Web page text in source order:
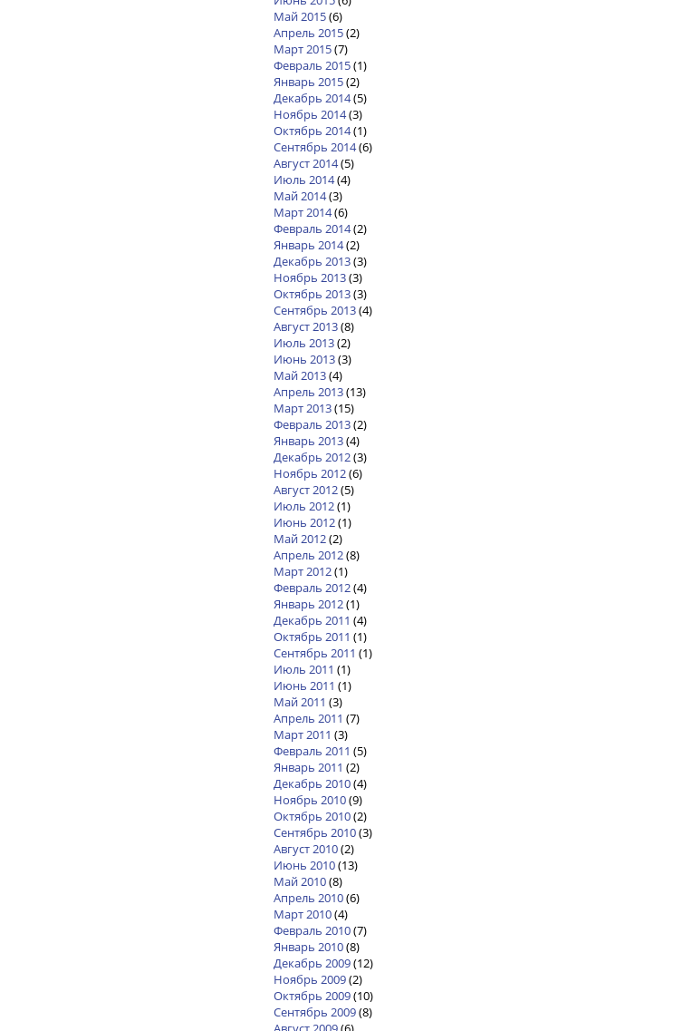
Май 2015(6)
Апрель 2015(2)
Март 2015(7)
Февраль 2015(1)
Январь 2015(2)
Декабрь 2014(5)
Ноябрь 2014(3)
Октябрь 2014(1)
Сентябрь 2014(6)
Август 2014(5)
Июль 2014(4)
Май 2014(3)
Март 2014(6)
Февраль 2014(2)
Январь 2014(2)
Декабрь 2013(3)
Ноябрь 2013(3)
Октябрь 2013(3)
Сентябрь 2013(4)
Август 2013(8)
Июль 2013(2)
Июнь 2013(3)
Май 2013(4)
Апрель 2013(13)
Март 2013(15)
Февраль 2013(2)
Январь 2013(4)
Декабрь 2012(3)
Ноябрь 2012(6)
Август 2012(5)
Июль 2012(1)
Июнь 2012(1)
Май 2012(2)
Апрель 2012(8)
Март 2012(1)
Февраль 2012(4)
Январь 2012(1)
Декабрь 2011 (4)
Октябрь 2011 (1)
Сентябрь 2011 (1)
Июль 2011 (1)
Июнь 2011 (1)
Май 2011 (3)
Апрель 2011 (7)
Март 2011 (3)
Февраль 2011 (5)
Январь 2011 (2)
Декабрь 2010(4)
Ноябрь 2010(9)
Октябрь 2010(2)
Сентябрь 2010(3)
Август 2010(2)
Июнь 2010(13)
Май 2010(8)
Апрель 2010(6)
Март 2010(4)
Февраль 2010(7)
Январь 2010(8)
Декабрь 2009(12)
Ноябрь 2009(2)
Октябрь 2009(10)
Сентябрь 2009(8)